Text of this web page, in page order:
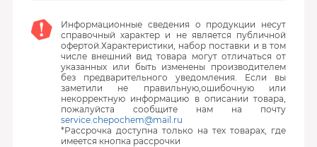
Информационные сведения о продукции несут
справочный характер и не является публичной
офертой.Характеристики, набор поставки и в том
числе внешний вид товара могут отличаться от
указанных или быть изменены производителем
без предварительного уведомления. Если вы
заметили не правильную,ошибочную или
некорректную информацию в описании товара,
пожалуйста сообщите нам на почту
service.chepochem@mail.ru
*Рассрочка доступна только на тех товарах, где
имеется кнопка рассрочки